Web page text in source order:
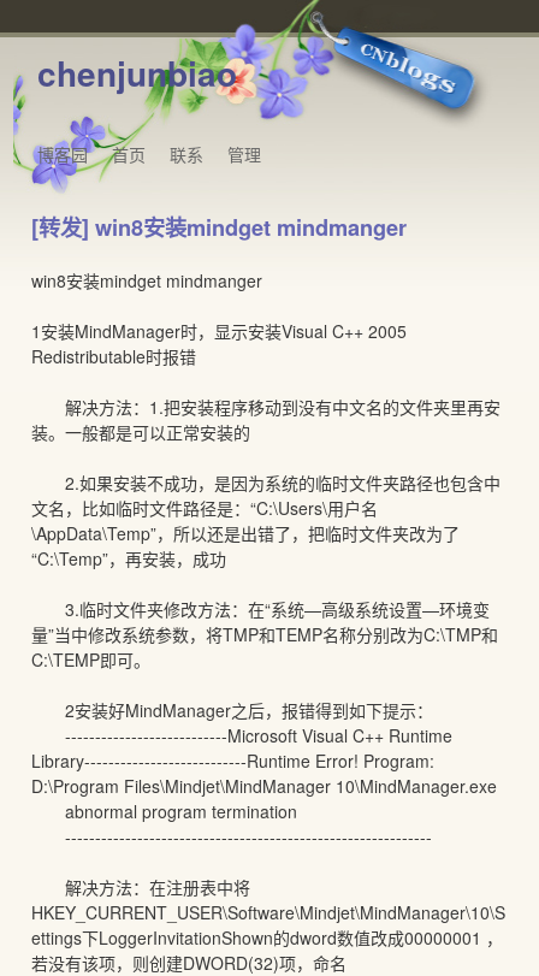
chenjunbiao
博客园 首页 联系 管理
[转发] win8安装mindget mindmanger
win8安装mindget mindmanger
1安装MindManager时，显示安装Visual C++ 2005
Redistributable时报错
解决方法：1.把安装程序移动到没有中文名的文件夹里再安
装。一般都是可以正常安装的
2.如果安装不成功，是因为系统的临时文件夹路径也包含中
文名，比如临时文件路径是：“C:\Users\用户名
\AppData\Temp”，所以还是出错了，把临时文件夹改为了
“C:\Temp”，再安装，成功
3.临时文件夹修改方法：在“系统—高级系统设置—环境变
量”当中修改系统参数，将TMP和TEMP名称分别改为C:\TMP和
C:\TEMP即可。
2安装好MindManager之后，报错得到如下提示：
---------------------------Microsoft Visual C++ Runtime
Library---------------------------Runtime Error! Program:
D:\Program Files\Mindjet\MindManager 10\MindManager.exe
abnormal program termination
-------------------------------------------------------------
解决方法：在注册表中将
HKEY_CURRENT_USER\Software\Mindjet\MindManager\10\S
ettings下LoggerInvitationShown的dword数值改成00000001 ，
若没有该项，则创建DWORD(32)项，命名